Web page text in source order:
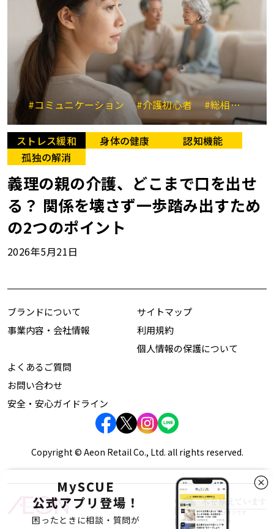
#コミュニケーション #介護初心者 #総相談相手
ストレス緩和 身体の健康
認知機能
孤独の解消
義理の親の介護、どこまで口を出せ
る？ 関係を壊さず一歩踏み出すため
の2つのポイント
2026年5月21日
MySCUE
公式アプリ登場！
困ったときに相談・質問が
ブランドについて
事業内容・会社情報
サイトマップ
利用規約
個人情報の保護について
よくあるご質問
お問い合わせ
安全・安心ガイドライン
Copyright © Aeon Retail Co., Ltd. all rights reserved.